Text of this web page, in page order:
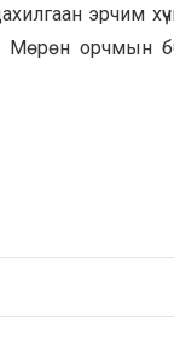
эрчим
Мөрөн орчмын